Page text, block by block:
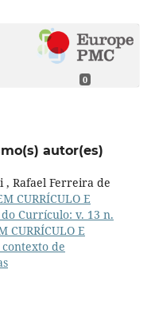
0
autor(es)
Rafael Ferreira de
CURRÍCULO E
do Currículo: v. 13 n.
CURRÍCULO E
contexto de